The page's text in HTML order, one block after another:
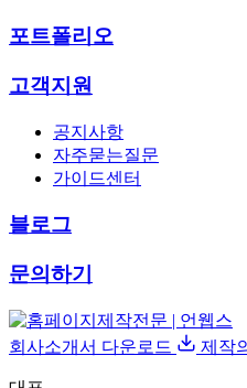
포트폴리오
고객지원
공지사항
자주묻는질문
가이드센터
블로그
문의하기
회사소개서 다운로드 제작